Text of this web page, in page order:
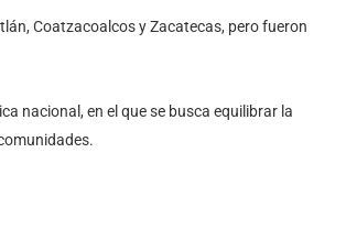
Coatzacoalcos y Zacatecas, pero fueron
nacional, en el que se busca equilibrar la